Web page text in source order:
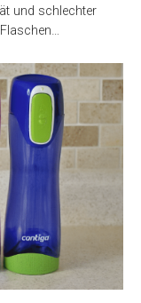
und schlechter